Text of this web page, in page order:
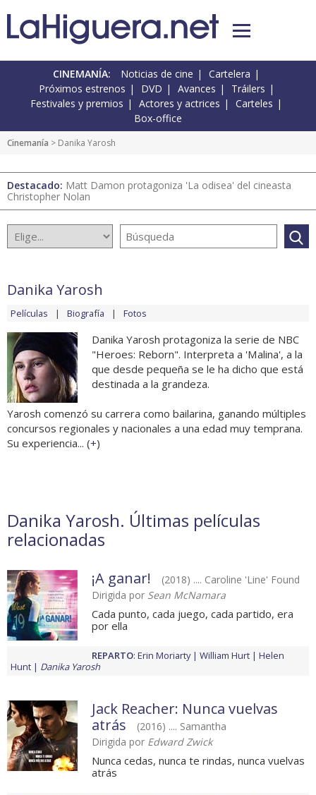
CINEMANÍA: Noticias de cine
Cartelera
Próximos estrenos
DVD Avances
Tráilers
Festivales y premios
Actores y actrices
Carteles
Box-office
Cinemanía > Danika Yarosh
Destacado: Matt Damon protagoniza 'La odisea' del cineasta
Christopher Nolan
Danika Yarosh
Películas Biografía Fotos
Danika Yarosh protagoniza la serie de NBC
"Heroes: Reborn". Interpreta a 'Malina', a la
que desde pequeña se le ha dicho que está
destinada a la grandeza.
Yarosh comenzó su carrera como bailarina, ganando múltiples
concursos regionales y nacionales a una edad muy temprana.
Su experiencia... (+)
Danika Yarosh. Últimas películas
relacionadas
¡A ganar!
(2018) .... Caroline 'Line' Found
Dirigida por Sean McNamara
Cada punto, cada juego, cada partido, era
por ella
REPARTO: Erin Moriarty William Hurt
Helen
Hunt
Danika Yarosh
Jack Reacher: Nunca vuelvas
atrás
(2016) .... Samantha
Dirigida por Edward Zwick
Nunca cedas, nunca te rindas, nunca vuelvas
atrás